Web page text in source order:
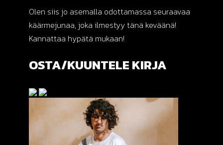
Olen siis jo asemalla odottamassa seuraavaa
käärmejunaa, joka ilmestyy tänä keväänä!
Kannattaa hypätä mukaan!
OSTA/KUUNTELE KIRJA